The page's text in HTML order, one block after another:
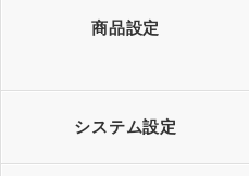
商品設定
システム設定